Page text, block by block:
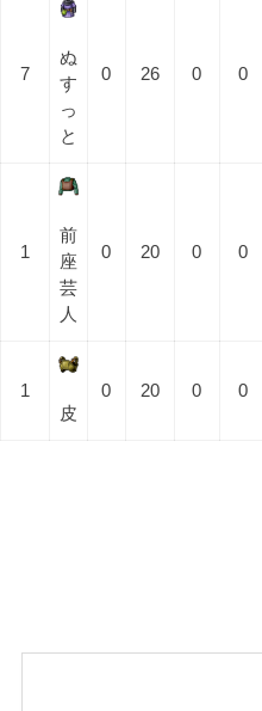
7
ぬ
す
っ
と
0 26 0 0
1
前
座
芸
人
0 20 0 0
1
皮
0 20 0 0